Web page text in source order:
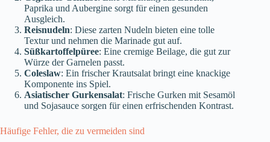
Paprika und Aubergine sorgt für einen gesunden
Ausgleich.
Reisnudeln: Diese zarten Nudeln bieten eine tolle
Textur und nehmen die Marinade gut auf.
Süßkartoffelpüree: Eine cremige Beilage, die gut zur
Würze der Garnelen passt.
Coleslaw: Ein frischer Krautsalat bringt eine knackige
Komponente ins Spiel.
Asiatischer Gurkensalat: Frische Gurken mit Sesamöl
und Sojasauce sorgen für einen erfrischenden Kontrast.
Häufige Fehler, die zu vermeiden sind